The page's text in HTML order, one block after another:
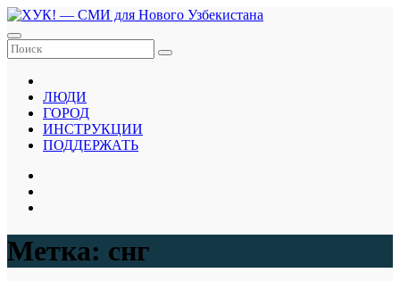
Перейти
к
содержанию
ЛЮДИ
ГОРОД
ИНСТРУКЦИИ
ПОДДЕРЖАТЬ
Метка: снг